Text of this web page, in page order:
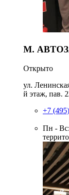
М.
Открыто
ул.
й этаж, пав.
+7
Пн -